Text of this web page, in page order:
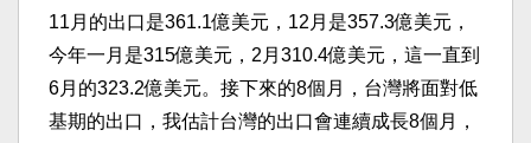
11月的出口是361.1億美元，12月是357.3億美元，
今年一月是315億美元，2月310.4億美元，這一直到
6月的323.2億美元。接下來的8個月，台灣將面對低
基期的出口，我估計台灣的出口會連續成長8個月，